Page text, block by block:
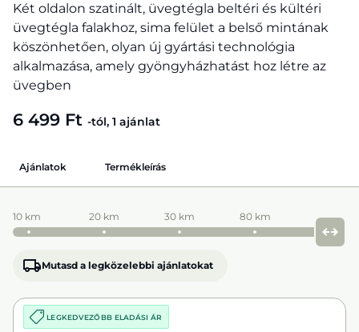
Két oldalon szatinált, üvegtégla beltéri és kültéri
üvegtégla falakhoz, sima felület a belső mintának
köszönhetően, olyan új gyártási technológia
alkalmazása, amely gyöngyházhatást hoz létre az
üvegben
6 499 Ft -tól, 1 ajánlat
Ajánlatok Termékleírás
10 km 20 km 30 km 80 km
Mutasd a legközelebbi ajánlatokat
LEGKEDVEZŐBB ELADÁSI ÁR